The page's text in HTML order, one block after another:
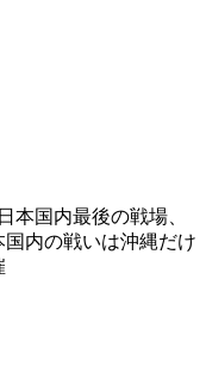
本国内最後の戦場、
内の戦いは沖縄だけ